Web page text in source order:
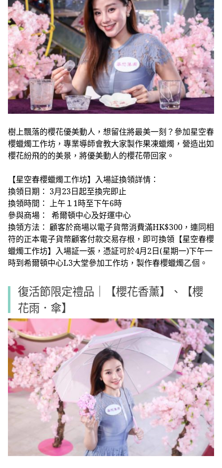
樹上飄落的櫻花優美動人，想留住將最美一刻？參加星空春
櫻蠟燭工作坊，專業導師會教大家製作果凍蠟燭，營造出如
櫻花紛飛的的美景，將優美動人的櫻花帶回家。
【星空春櫻蠟燭工作坊】入場証換領詳情：
換領日期： 3月23日起至換完即止
換領時間： 上午１1時至下午6時
參與商場： 希爾頓中心及好運中心
換領方法： 顧客於商場以電子貨幣消費滿HK$300，連同相
符的正本電子貨幣顧客付款交易存根，即可換領【星空春櫻
蠟燭工作坊】入場証一張，憑証可於4月2日(星期一)下午一
時到希爾頓中心L3大堂參加工作坊，製作春櫻蠟燭乙個。
復活節限定禮品｜
【櫻花香薰】、【櫻
花雨．傘】